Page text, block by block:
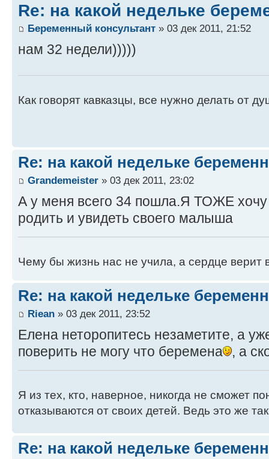
Re: на какой недельке
Беременный консультант » 03 дек 2011, 21:52
нам 32 недели)))))
Как говорят кавказцы, все нужно делать от
Re: на какой недельке
Grandemeister » 03 дек 2011, 23:02
А у меня всего 34 пошла.Я ТОЖЕ
родить и увидеть своего малыша
Чему бы жизнь нас не учила, а сердце верит
Re: на какой недельке
Riean » 03 дек 2011, 23:52
Елена неторопитесь незаметите, а
поверить не могу что беремена
, а
Я из тех, кто, наверное, никогда не сможет
отказываются от своих детей. Ведь это же
Re: на какой недельке